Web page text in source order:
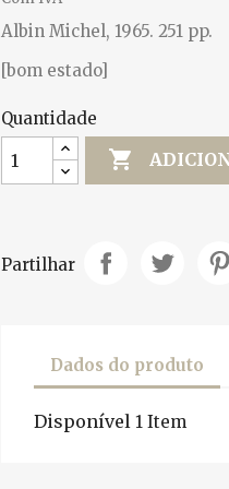
Albin Michel, 1965. 251 pp.
[bom estado]
Quantidade

Partilhar
Dados do produto
Disponível 1 Item